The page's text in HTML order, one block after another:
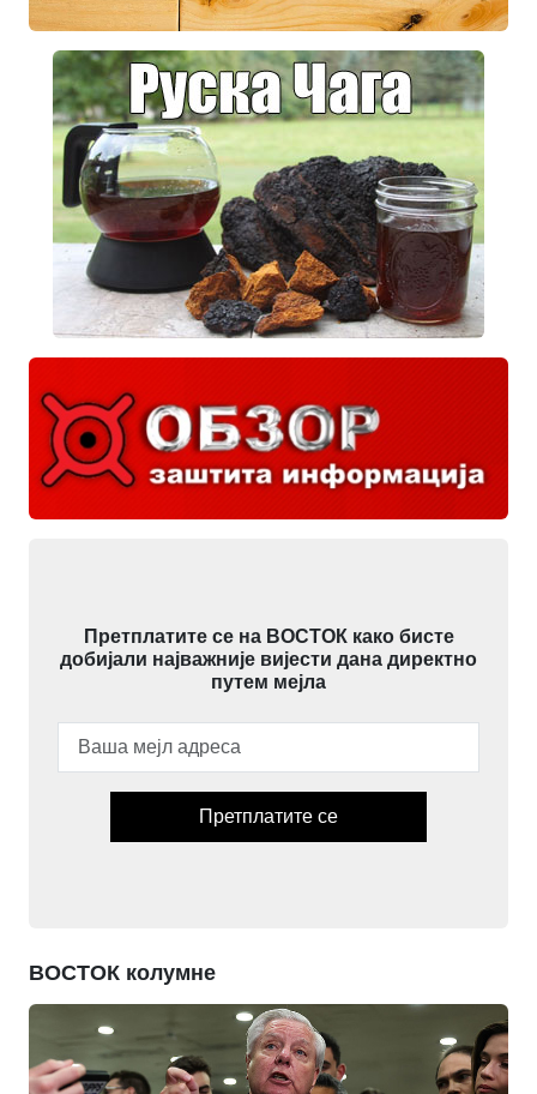
Претплатите се на ВОСТОК како бисте
добијали најважније вијести дана директно
путем мејла
Претплатите се
ВОСТОК колумне